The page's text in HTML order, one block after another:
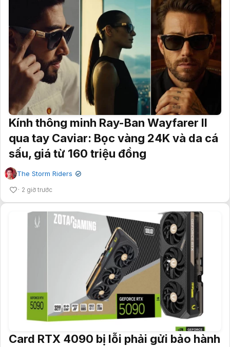
Kính thông minh Ray-Ban Wayfarer II
qua tay Caviar: Bọc vàng 24K và da cá
sấu, giá từ 160 triệu đồng
The Storm Riders ✔
2 giờ trước
Card RTX 4090 bị lỗi phải gửi bảo hành